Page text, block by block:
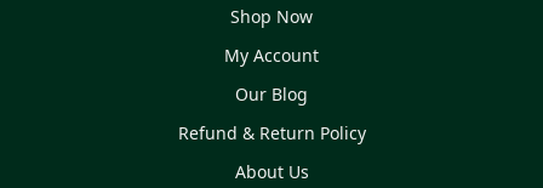
Shop Now
My Account
Our Blog
Refund & Return Policy
About Us